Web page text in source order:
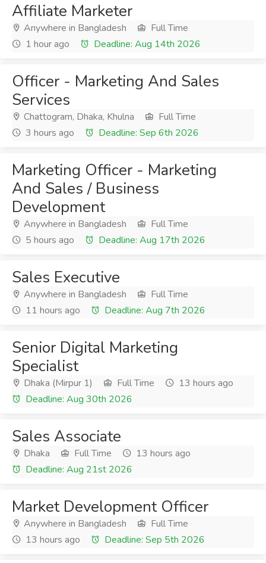
Affiliate Marketer
Anywhere in Bangladesh
Full Time
1 hour ago
Deadline: Aug 14th 2026
Officer - Marketing And Sales
Services
Chattogram, Dhaka, Khulna
Full Time
3 hours ago
Deadline: Sep 6th 2026
Marketing Officer - Marketing
And Sales / Business
Development
Anywhere in Bangladesh
Full Time
5 hours ago
Deadline: Aug 17th 2026
Sales Executive
Anywhere in Bangladesh
Full Time
11 hours ago
Deadline: Aug 7th 2026
Senior Digital Marketing
Specialist
Dhaka (Mirpur 1) Full Time
13 hours ago
Deadline: Aug 30th 2026
Sales Associate
Dhaka Full Time
13 hours ago
Deadline: Aug 21st 2026
Market Development Officer
Anywhere in Bangladesh
Full Time
13 hours ago
Deadline: Sep 5th 2026